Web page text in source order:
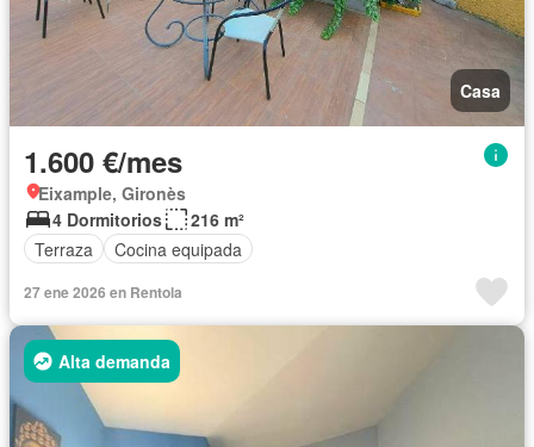
Casa
1.600 €/mes
Eixample, Gironès
4 Dormitorios
216 m²
Terraza
Cocina equipada
27 ene 2026 en Rentola
Alta demanda